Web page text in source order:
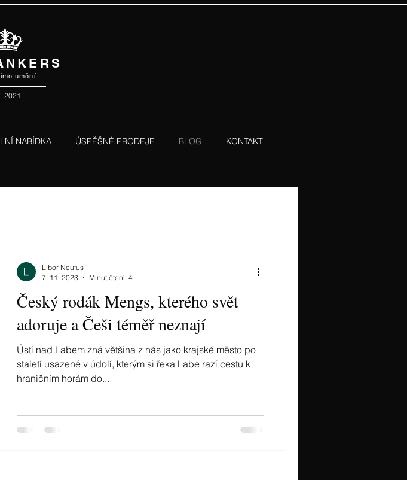
umění
2021
NABÍDKA ÚSPĚŠNÉ PRODEJE BLOG KONTAKT
Český rodák Mengs, kterého svět
adoruje a Češi téměř neznají
Ústí nad Labem zná většina z nás jako krajské město po
staletí usazené v údolí, kterým si řeka Labe razí cestu k
hraničním horám do...
Libor Neufus
7. 11. 2023
Minut čtení: 4